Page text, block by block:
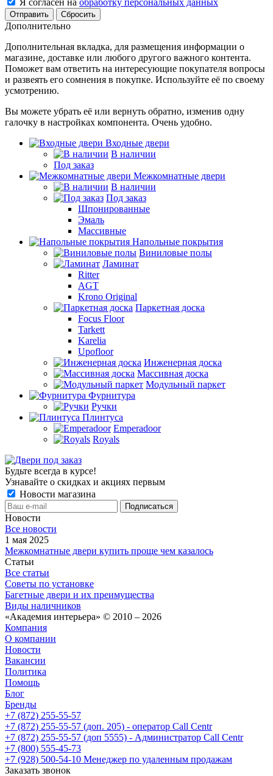
Сбросить
Дополнительно
Дополнительная вкладка, для размещения информации о
магазине, доставке или любого другого важного контента.
Поможет вам ответить на интересующие покупателя вопросы
и развеять его сомнения в покупке. Используйте её по своему
усмотрению.
Вы можете убрать её или вернуть обратно, изменив одну
галочку в настройках компонента. Очень удобно.
Входные двери
В наличии
Под заказ
Межкомнатные двери
В наличии
Под заказ
Шпонированные
Эмаль
Массивные
Напольные покрытия
Виниловые полы
Ламинат
Ritter
AGT
Krono Original
Паркетная доска
Focus Floor
Tarkett
Karelia
Upofloor
Инженерная доска
Массивная доска
Модульный паркет
Фурнитура
Ручки
Плинтуса
Emperadoor
Royals
Будьте всегда в курсе!
Узнавайте о скидках и акциях первым
Новости магазина
Новости
Все новости
1 мая 2025
Межкомнатные двери купить проще чем казалось
Статьи
Все статьи
Советы по установке
Багетные двери и их преимущества
Виды наличников
«Академия интерьера» © 2010 – 2026
Компания
О компании
Новости
Вакансии
Политика
Помощь
Блог
Бренды
+7 (872) 255-55-57
+7 (872) 255-55-57 (доп. 205) - оператор Call Centr
+7 (872) 255-55-57 (доп 5555) - Администратор Call Centr
+7 (800) 555-45-73
+7 (928) 500-54-10 Менеджер по удаленным продажам
Заказать звонок